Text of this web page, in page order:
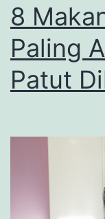
8
Paling
Patut